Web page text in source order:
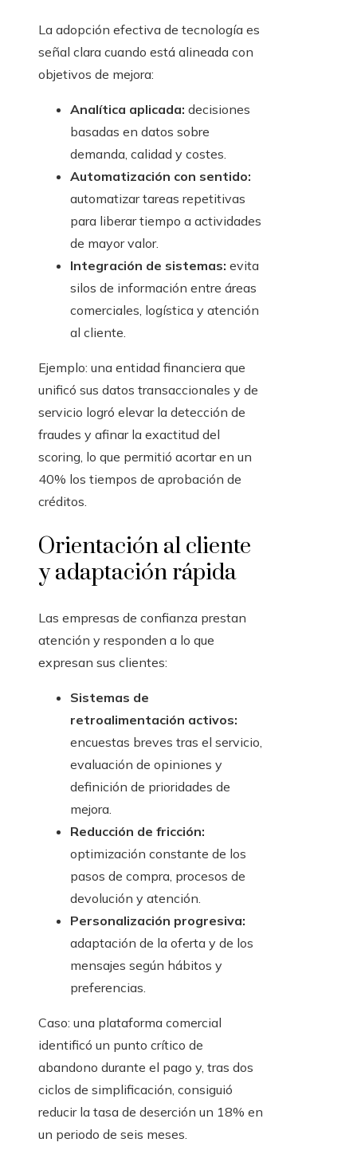
La adopción efectiva de tecnología es
señal clara cuando está alineada con
objetivos de mejora:
Analítica aplicada: decisiones
basadas en datos sobre
demanda, calidad y costes.
Automatización con sentido:
automatizar tareas repetitivas
para liberar tiempo a actividades
de mayor valor.
Integración de sistemas: evita
silos de información entre áreas
comerciales, logística y atención
al cliente.
Ejemplo: una entidad financiera que
unificó sus datos transaccionales y de
servicio logró elevar la detección de
fraudes y afinar la exactitud del
scoring, lo que permitió acortar en un
40% los tiempos de aprobación de
créditos.
Orientación al cliente
y adaptación rápida
Las empresas de confianza prestan
atención y responden a lo que
expresan sus clientes:
Sistemas de
retroalimentación activos:
encuestas breves tras el servicio,
evaluación de opiniones y
definición de prioridades de
mejora.
Reducción de fricción:
optimización constante de los
pasos de compra, procesos de
devolución y atención.
Personalización progresiva:
adaptación de la oferta y de los
mensajes según hábitos y
preferencias.
Caso: una plataforma comercial
identificó un punto crítico de
abandono durante el pago y, tras dos
ciclos de simplificación, consiguió
reducir la tasa de deserción un 18% en
un periodo de seis meses.